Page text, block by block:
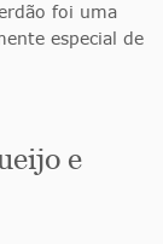
foi uma
especial de
e